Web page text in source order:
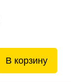
В корзину